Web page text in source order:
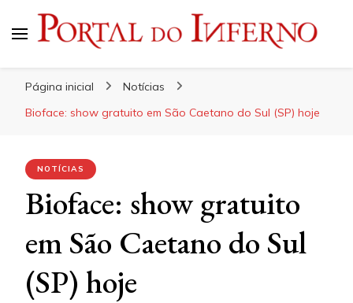
Página inicial
Notícias
Bioface: show gratuito em São Caetano do Sul (SP) hoje
NOTÍCIAS
Bioface: show gratuito
em São Caetano do Sul
(SP) hoje